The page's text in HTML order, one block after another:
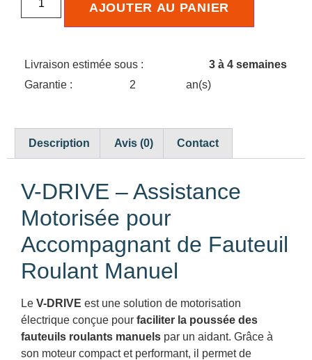
AJOUTER AU PANIER
Livraison estimée sous :
3 à 4 semaines
Garantie :
2 an(s)
Description Avis (0) Contact
V-DRIVE – Assistance
Motorisée pour
Accompagnant de Fauteuil
Roulant Manuel
Le V-DRIVE est une solution de motorisation
électrique conçue pour faciliter la poussée des
fauteuils roulants manuels par un aidant. Grâce à
son moteur compact et performant, il permet de